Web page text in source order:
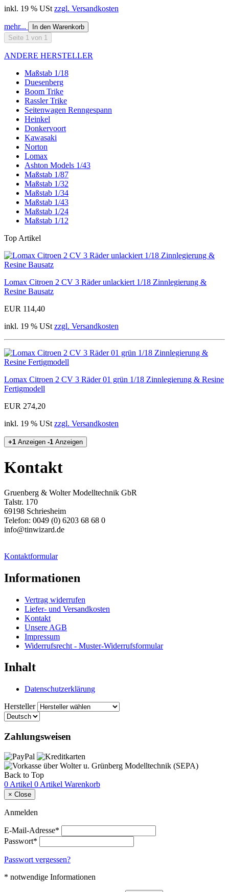
inkl. 19 % USt zzgl. Versandkosten
mehr...
In den Warenkorb
Seite 1 von 1
ANDERE HERSTELLER
Maßstab 1/18
Duesenberg
Boom Trike
Rassler Trike
Seitenwagen Renngespann
Heinkel
Donkervoort
Kawasaki
Norton
Lomax
Ashton Models 1/43
Maßstab 1/87
Maßstab 1/32
Maßstab 1/34
Maßstab 1/43
Maßstab 1/24
Maßstab 1/12
Top Artikel
Lomax Citroen 2 CV 3 Räder unlackiert 1/18 Zinnlegierung &
Resine Bausatz
EUR 114,40
inkl. 19 % USt zzgl. Versandkosten
Lomax Citroen 2 CV 3 Räder 01 grün 1/18 Zinnlegierung & Resine
Fertigmodell
EUR 274,20
inkl. 19 % USt zzgl. Versandkosten
+1 Anzeigen -1 Anzeigen
Kontakt
Gruenberg & Wolter Modelltechnik GbR
Talstr. 170
69198 Schriesheim
Telefon: 0049 (0) 6203 68 68 0
info@tinwizard.de
Kontaktformular
Informationen
Vertrag widerrufen
Liefer- und Versandkosten
Kontakt
Unsere AGB
Impressum
Widerrufsrecht - Muster-Widerrufsformular
Inhalt
Datenschutzerklärung
Hersteller
Zahlungsweisen
Back to Top
0 Artikel 0 Artikel Warenkorb
× Close
Anmelden
E-Mail-Adresse*
Passwort*
Passwort vergessen?
* notwendige Informationen